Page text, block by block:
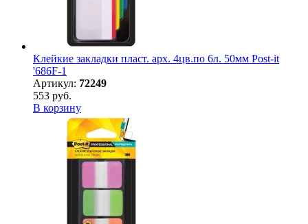
Клейкие закладки пласт. арх. 4цв.по 6л. 50мм Post-it
'686F-1
Артикул: 72249
553 руб.
В корзину